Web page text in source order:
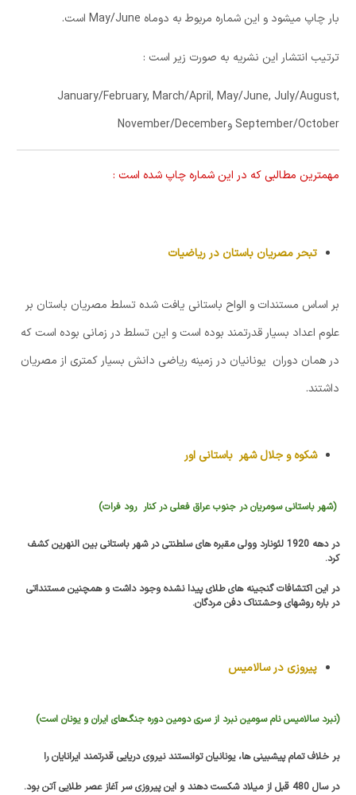
بار چاپ میشود و این شماره مربوط به دوماه May/June است.
ترتیب انتشار این نشریه به صورت زیر است :
January/February, March/April, May/June, July/August,
September/October و November/December
مهمترین مطالبی که در این شماره چاپ شده است :
تبحر مصریان باستان در ریاضیات
بر اساس مستندات و الواح باستانی یافت شده تسلط مصریان باستان بر
علوم اعداد بسیار قدرتمند بوده است و این تسلط در زمانی بوده است که
در همان دوران یونانیان در زمینه ریاضی دانش بسیار کمتری از مصریان
داشتند.
شکوه و جلال شهر باستانی اور
(شهر باستانی سومریان در جنوب عراق فعلی در کنار رود فرات)
در دهه 1920 لئونارد وولی مقبره های سلطنتی در شهر باستانی بین النهرین کشف
کرد.
در این اکتشافات گنجینه های طلای پیدا نشده وجود داشت و همچنین مستنداتی
در باره روشهای وحشتناک دفن مردگان.
پیروزی در سالامیس
(نبرد سالامیس نام سومین نبرد از سری دومین دوره جنگ‌های ایران و یونان است)
بر خلاف تمام پیشبینی ها، یونانیان توانستند نیروی دریایی قدرتمند ایرانایان را
در سال 480 قبل از میلاد شکست دهند و این پیروزی سر آغاز عصر طلایی آتن بود.